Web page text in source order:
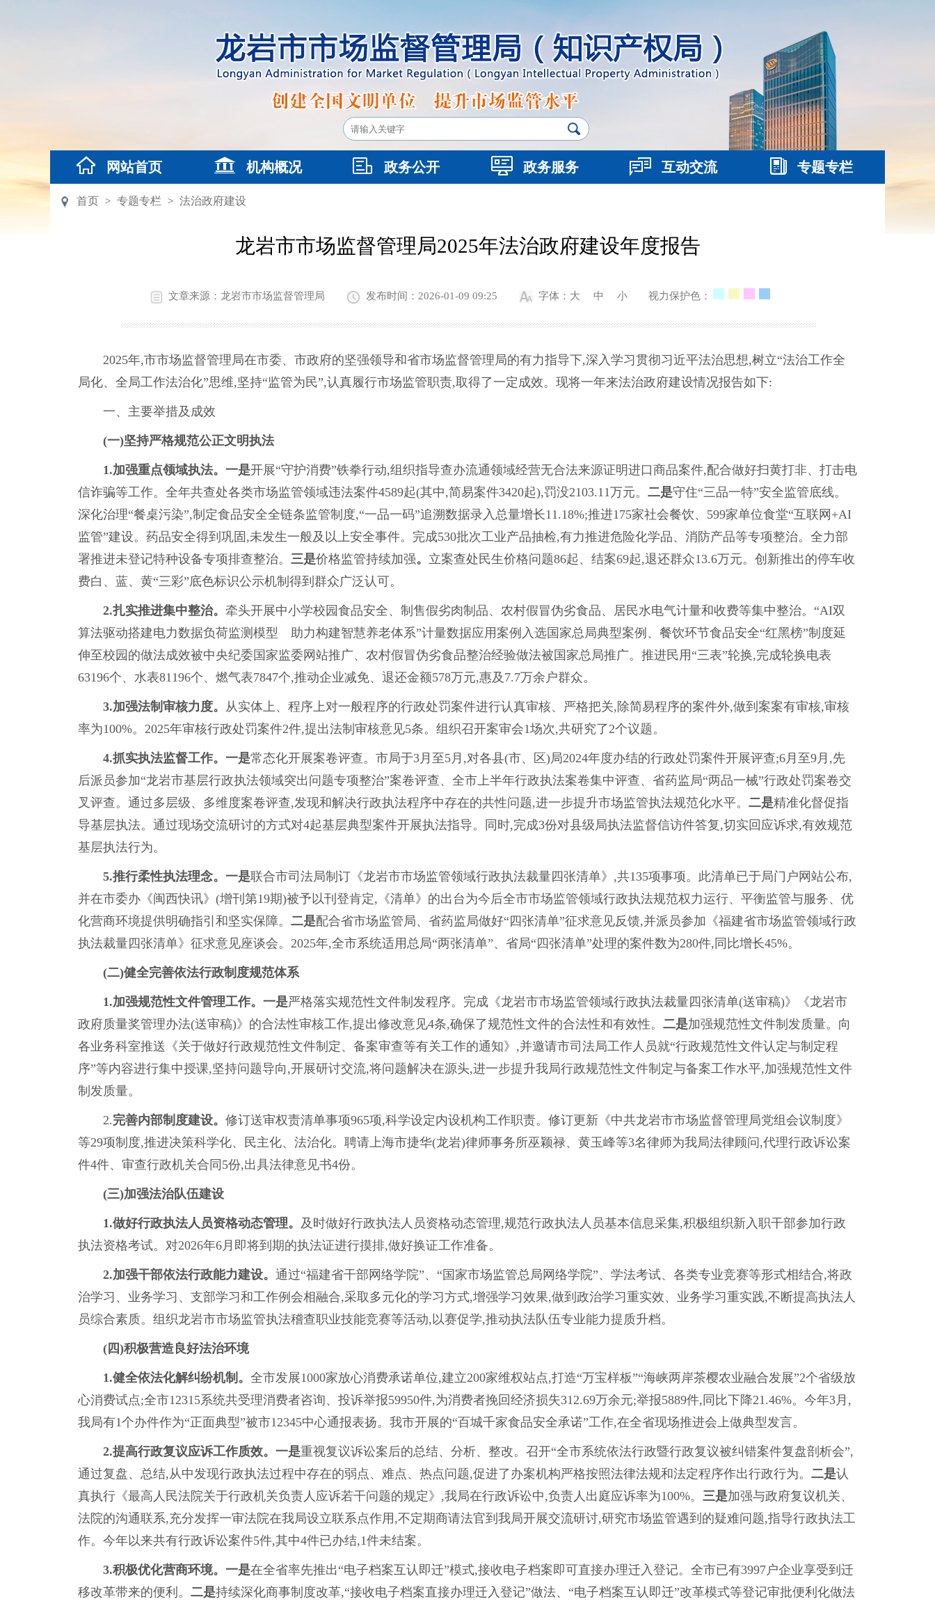
网站首页 机构概况 政务公开 政务服务 互动交流 专题专栏
首页 > 专题专栏 > 法治政府建设
龙岩市市场监督管理局2025年法治政府建设年度报告
文章来源：龙岩市市场监督管理局 发布时间：2026-01-09 09:25 字体： 大 中 小 视力保护色：
2025年,市市场监督管理局在市委、市政府的坚强领导和省市场监督管理局的有力指导下,深入学习贯彻习近平法治思想,树立“法治工作全
局化、全局工作法治化”思维,坚持“监管为民”,认真履行市场监管职责,取得了一定成效。现将一年来法治政府建设情况报告如下:
一、主要举措及成效
(一)坚持严格规范公正文明执法
1.加强重点领域执法。一是开展“守护消费”铁拳行动,组织指导查办流通领域经营无合法来源证明进口商品案件,配合做好扫黄打非、打击电
信诈骗等工作。全年共查处各类市场监管领域违法案件4589起(其中,简易案件3420起),罚没2103.11万元。 二是守住“三品一特”安全监管底线。
深化治理“餐桌污染”,制定食品安全全链条监管制度,“一品一码”追溯数据录入总量增长11.18%;推进175家社会餐饮、599家单位食堂“互联网+AI
监管”建设。药品安全得到巩固,未发生一般及以上安全事件。完成530批次工业产品抽检,有力推进危险化学品、消防产品等专项整治。全力部
署推进未登记特种设备专项排查整治。 三是价格监管持续加强。 立案查处民生价格问题86起、结案69起,退还群众13.6万元。创新推出的停车收
费白、蓝、黄“三彩”底色标识公示机制得到群众广泛认可。
2.扎实推进集中整治。 牵头开展中小学校园食品安全、制售假劣肉制品、农村假冒伪劣食品、居民水电气计量和收费等集中整治。“AI双
算法驱动搭建电力数据负荷监测模型 助力构建智慧养老体系”计量数据应用案例入选国家总局典型案例、餐饮环节食品安全“红黑榜”制度延
伸至校园的做法成效被中央纪委国家监委网站推广、农村假冒伪劣食品整治经验做法被国家总局推广。推进民用“三表”轮换,完成轮换电表
63196个、水表81196个、燃气表7847个,推动企业减免、退还金额578万元,惠及7.7万余户群众。
3.加强法制审核力度。 从实体上、程序上对一般程序的行政处罚案件进行认真审核、严格把关,除简易程序的案件外,做到案案有审核,审核
率为100%。2025年审核行政处罚案件2件,提出法制审核意见5条。组织召开案审会1场次,共研究了2个议题。
4.抓实执法监督工作。一是常态化开展案卷评查。市局于3月至5月,对各县(市、区)局2024年度办结的行政处罚案件开展评查;6月至9月,先
后派员参加“龙岩市基层行政执法领域突出问题专项整治”案卷评查、全市上半年行政执法案卷集中评查、省药监局“两品一械”行政处罚案卷交
叉评查。通过多层级、多维度案卷评查,发现和解决行政执法程序中存在的共性问题,进一步提升市场监管执法规范化水平。 二是精准化督促指
导基层执法。通过现场交流研讨的方式对4起基层典型案件开展执法指导。同时,完成3份对县级局执法监督信访件答复,切实回应诉求,有效规范
基层执法行为。
5.推行柔性执法理念。一是联合市司法局制订《龙岩市市场监管领域行政执法裁量四张清单》,共135项事项。此清单已于局门户网站公布,
并在市委办《闽西快讯》(增刊第19期)被予以刊登肯定,《清单》的出台为今后全市市场监管领域行政执法规范权力运行、平衡监管与服务、优
化营商环境提供明确指引和坚实保障。 二是配合省市场监管局、省药监局做好“四张清单”征求意见反馈,并派员参加《福建省市场监管领域行政
执法裁量四张清单》征求意见座谈会。2025年,全市系统适用总局“两张清单”、省局“四张清单”处理的案件数为280件,同比增长45%。
(二)健全完善依法行政制度规范体系
1.加强规范性文件管理工作。 一是严格落实规范性文件制发程序。完成《龙岩市市场监管领域行政执法裁量四张清单(送审稿)》《龙岩市
政府质量奖管理办法(送审稿)》的合法性审核工作,提出修改意见4条,确保了规范性文件的合法性和有效性。 二是加强规范性文件制发质量。向
各业务科室推送《关于做好行政规范性文件制定、备案审查等有关工作的通知》,并邀请市司法局工作人员就“行政规范性文件认定与制定程
序”等内容进行集中授课,坚持问题导向,开展研讨交流,将问题解决在源头,进一步提升我局行政规范性文件制定与备案工作水平,加强规范性文件
制发质量。
2.完善内部制度建设。 修订送审权责清单事项965项,科学设定内设机构工作职责。修订更新《中共龙岩市市场监督管理局党组会议制度》
等29项制度,推进决策科学化、民主化、法治化。聘请上海市捷华(龙岩)律师事务所巫颖禄、黄玉峰等3名律师为我局法律顾问,代理行政诉讼案
件4件、审查行政机关合同5份,出具法律意见书4份。
(三)加强法治队伍建设
1.做好行政执法人员资格动态管理。 及时做好行政执法人员资格动态管理,规范行政执法人员基本信息采集,积极组织新入职干部参加行政
执法资格考试。对2026年6月即将到期的执法证进行摸排,做好换证工作准备。
2.加强干部依法行政能力建设。 通过“福建省干部网络学院”、“国家市场监管总局网络学院”、学法考试、各类专业竞赛等形式相结合,将政
治学习、业务学习、支部学习和工作例会相融合,采取多元化的学习方式,增强学习效果,做到政治学习重实效、业务学习重实践,不断提高执法人
员综合素质。组织龙岩市市场监管执法稽查职业技能竞赛等活动,以赛促学,推动执法队伍专业能力提质升档。
(四)积极营造良好法治环境
1.健全依法化解纠纷机制 。 全市发展1000家放心消费承诺单位,建立200家维权站点,打造“万宝样板”“海峡两岸茶樱农业融合发展”2个省级放
心消费试点;全市12315系统共受理消费者咨询、投诉举报59950件,为消费者挽回经济损失312.69万余元;举报5889件,同比下降21.46%。今年3月,
我局有1个办件作为“正面典型”被市12345中心通报表扬。我市开展的“百城千家食品安全承诺”工作,在全省现场推进会上做典型发言。
2.提高行政复议应诉工作质效。 一是重视复议诉讼案后的总结、分析、整改。召开“全市系统依法行政暨行政复议被纠错案件复盘剖析会”,
通过复盘、总结,从中发现行政执法过程中存在的弱点、难点、热点问题,促进了办案机构严格按照法律法规和法定程序作出行政行为。 二是认
真执行《最高人民法院关于行政机关负责人应诉若干问题的规定》,我局在行政诉讼中,负责人出庭应诉率为100%。 三是加强与政府复议机关、
法院的沟通联系,充分发挥一审法院在我局设立联系点作用,不定期商请法官到我局开展交流研讨,研究市场监管遇到的疑难问题,指导行政执法工
作。今年以来共有行政诉讼案件5件,其中4件已办结,1件未结案。
3.积极优化营商环境。 一是在全省率先推出“电子档案互认即迁”模式,接收电子档案即可直接办理迁入登记。全市已有3997户企业享受到迁
移改革带来的便利。 二是持续深化商事制度改革,“接收电子档案直接办理迁入登记”做法、“电子档案互认即迁”改革模式等登记审批便利化做法